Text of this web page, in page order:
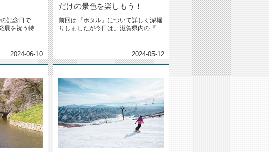
記念日で
展を祝う特別
2024-06-10
だけの景色を楽しもう！
前回は『ホタル』について詳しく深堀
りしましたが今日は、滋賀県内の『ホ
2024-05-12